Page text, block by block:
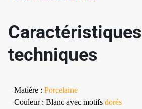
Caractéristiques
techniques
– Matière : Porcelaine
– Couleur : Blanc avec motifs dorés